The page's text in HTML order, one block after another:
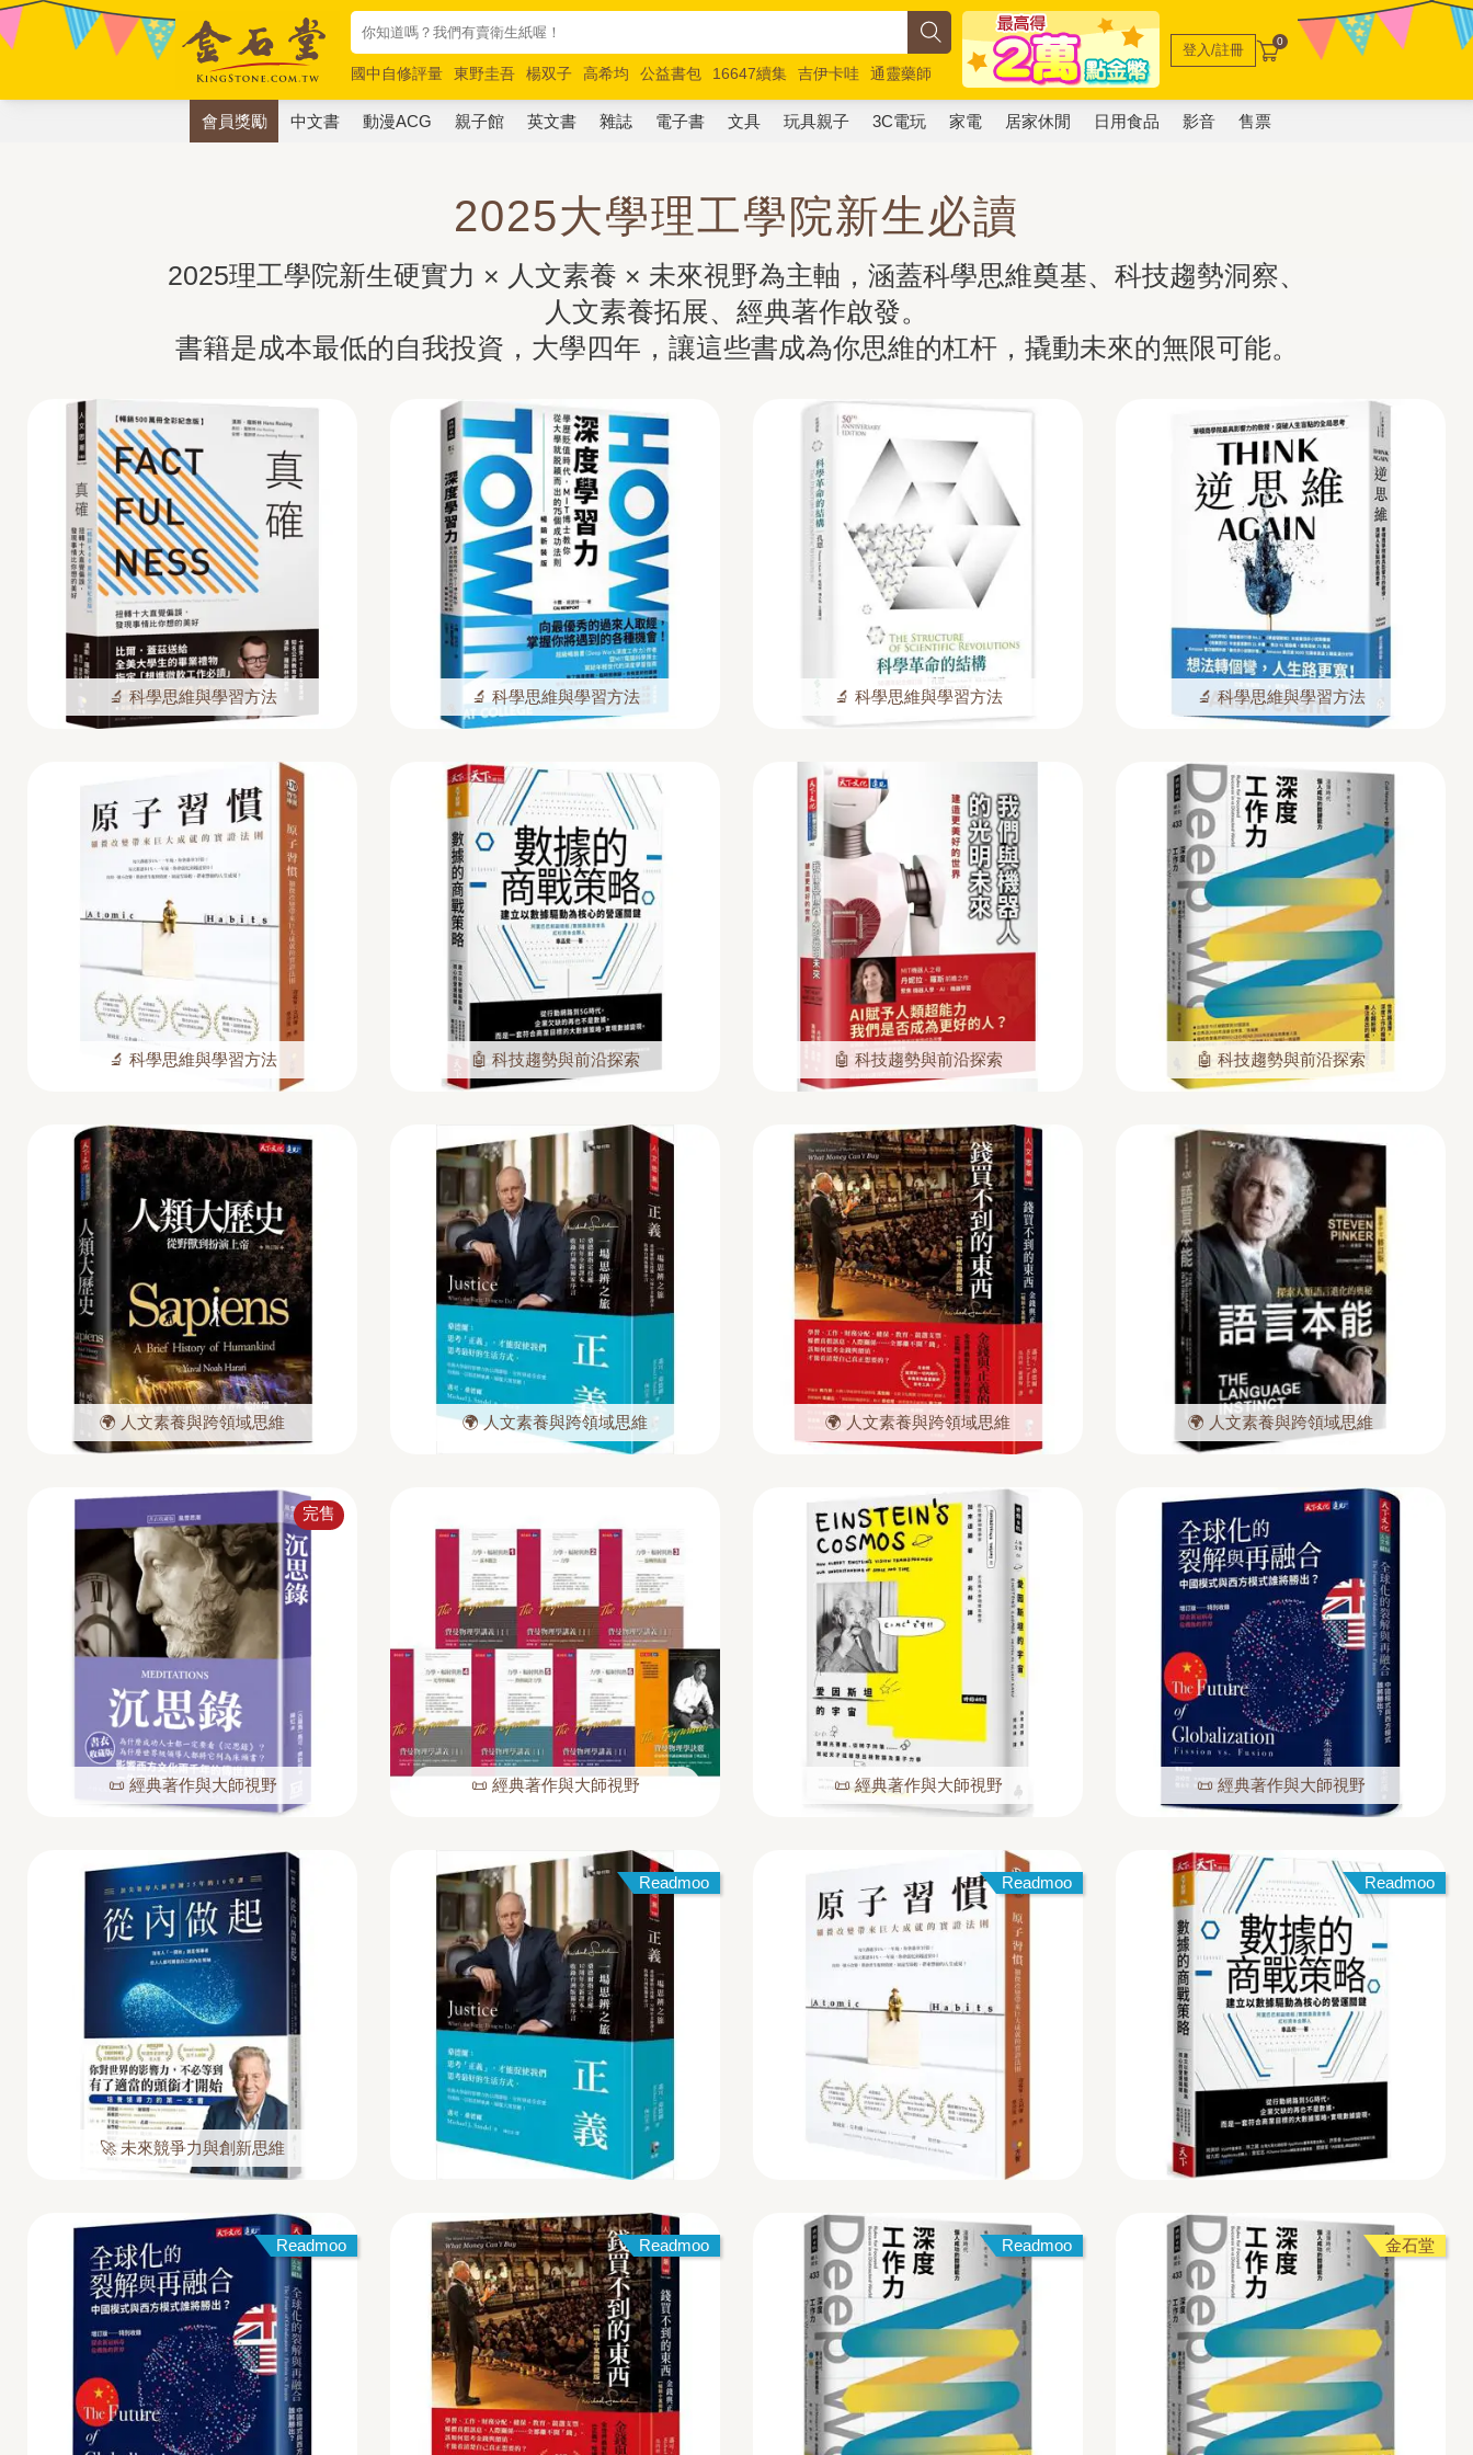
國中自修評量 東野圭吾 楊双子 高希均 公益書包 16647續集 吉伊卡哇
通靈藥師
唯紅花綻放
奧德賽 路邊攤新作 馬斯克 玩具總動員5 超慢跑
登入/註冊 0
會員獎勵 中文書 動漫ACG 親子館 英文書 雜誌 電子書 文具 玩具親子 3C電玩 家電 居家休閒 日用食品 影音 售票
2025大學理工學院新生必讀
2025理工學院新生硬實力 × 人文素養 × 未來視野為主軸，涵蓋科學思維奠基、科技趨勢洞察、
人文素養拓展、經典著作啟發。
書籍是成本最低的自我投資，大學四年，讓這些書成為你思維的杠杆，撬動未來的無限可能。
🔬 科學思維與學習方法 🔬 科學思維與學習方法 🔬 科學思維與學習方法 🔬 科學思維與學習方法
🔬 科學思維與學習方法 🤖 科技趨勢與前沿探索 🤖 科技趨勢與前沿探索 🤖 科技趨勢與前沿探索
🌍 人文素養與跨領域思維 🌍 人文素養與跨領域思維 🌍 人文素養與跨領域思維 🌍 人文素養與跨領域思維
完售
📜 經典著作與大師視野 📜 經典著作與大師視野 📜 經典著作與大師視野 📜 經典著作與大師視野
🚀 未來競爭力與創新思維
Readmoo Readmoo Readmoo
Readmoo Readmoo Readmoo 金石堂